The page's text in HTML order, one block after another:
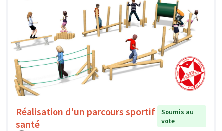
Réalisation d'un parcours sportif
santé
Soumis au
vote